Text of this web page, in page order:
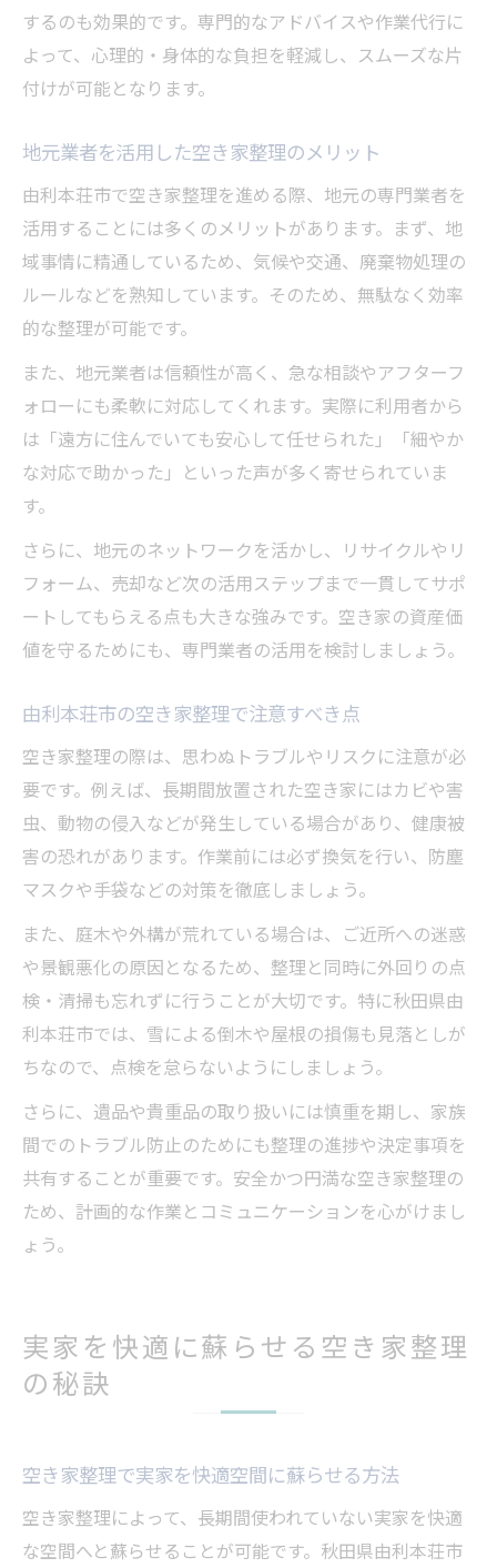
するのも効果的です。専門的なアドバイスや作業代行に
よって、心理的・身体的な負担を軽減し、スムーズな片
付けが可能となります。
地元業者を活用した空き家整理のメリット
由利本荘市で空き家整理を進める際、地元の専門業者を
活用することには多くのメリットがあります。まず、地
域事情に精通しているため、気候や交通、廃棄物処理の
ルールなどを熟知しています。そのため、無駄なく効率
的な整理が可能です。
また、地元業者は信頼性が高く、急な相談やアフターフ
ォローにも柔軟に対応してくれます。実際に利用者から
は「遠方に住んでいても安心して任せられた」「細やか
な対応で助かった」といった声が多く寄せられていま
す。
さらに、地元のネットワークを活かし、リサイクルやリ
フォーム、売却など次の活用ステップまで一貫してサポ
ートしてもらえる点も大きな強みです。空き家の資産価
値を守るためにも、専門業者の活用を検討しましょう。
由利本荘市の空き家整理で注意すべき点
空き家整理の際は、思わぬトラブルやリスクに注意が必
要です。例えば、長期間放置された空き家にはカビや害
虫、動物の侵入などが発生している場合があり、健康被
害の恐れがあります。作業前には必ず換気を行い、防塵
マスクや手袋などの対策を徹底しましょう。
また、庭木や外構が荒れている場合は、ご近所への迷惑
や景観悪化の原因となるため、整理と同時に外回りの点
検・清掃も忘れずに行うことが大切です。特に秋田県由
利本荘市では、雪による倒木や屋根の損傷も見落としが
ちなので、点検を怠らないようにしましょう。
さらに、遺品や貴重品の取り扱いには慎重を期し、家族
間でのトラブル防止のためにも整理の進捗や決定事項を
共有することが重要です。安全かつ円満な空き家整理の
ため、計画的な作業とコミュニケーションを心がけまし
ょう。
実家を快適に蘇らせる空き家整理
の秘訣
空き家整理で実家を快適空間に蘇らせる方法
空き家整理によって、長期間使われていない実家を快適
な空間へと蘇らせることが可能です。秋田県由利本荘市